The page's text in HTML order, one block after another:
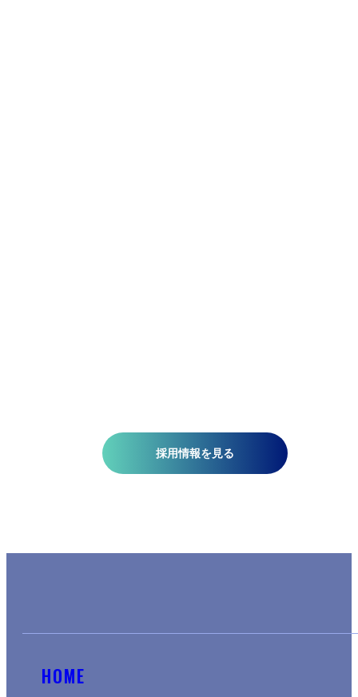
採用情報を見る
HOME